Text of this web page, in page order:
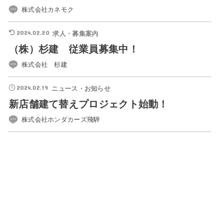
株式会社カネモク
2024.02.20 求人・募集案内
（株）杉建 従業員募集中！
株式会社 杉建
2024.02.19 ニュース・お知らせ
新店舗建て替えプロジェクト始動！
株式会社ホンダカーズ飛騨